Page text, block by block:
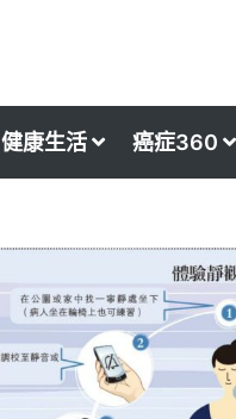
健康生活 癌症360